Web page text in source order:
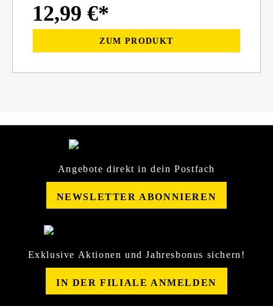
12,99 €*
ZUM PRODUKT
Angebote direkt in dein Postfach
NEWSLETTER ABONNIEREN
Exklusive Aktionen und Jahresbonus sichern!
IN DER FILIALE ANMELDEN